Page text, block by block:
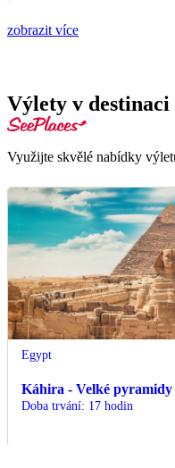
zobrazit více
Výlety v destinaci
Využijte skvělé nabídky
Egypt
Káhira - Velké pyramidy
Doba trvání: 17 hodin